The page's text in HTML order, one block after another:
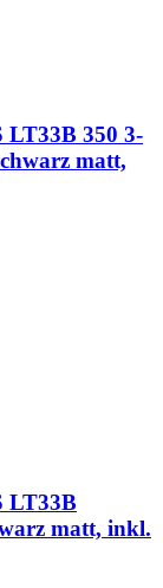
350 3-
matt,
LT33B
matt, inkl.